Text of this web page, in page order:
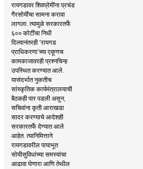
रायगडावर शिवप्रेमींना प्रचंड
गैरसोयींचा सामना करावा
लागला. त्यामुळे सरकारतर्फे
६०० कोटींचा निधी
दिल्यानंतरही ‘रायगड
प्राधिकरणा’च्या एकूणच
कामकाजावरही प्रश्नचिन्ह
उपस्थित करण्यात आले.
यासंदर्भात नुकतीच
सांस्कृतिक कार्यमंत्रालयाची
बैठकही पार पडली असून,
सचिवांना कृती आराखडा
सादर करण्याचे आदेशही
सरकारतर्फे देण्यात आले
आहेत. त्यानिमित्ताने
रायगडावरील पायाभूत
सोयीसुविधांच्या समस्यांचा
आढावा घेणारा आणि तेथील